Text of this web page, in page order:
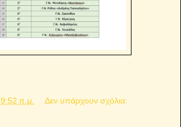
9:52 π.μ. Δεν υπάρχουν σχόλια: